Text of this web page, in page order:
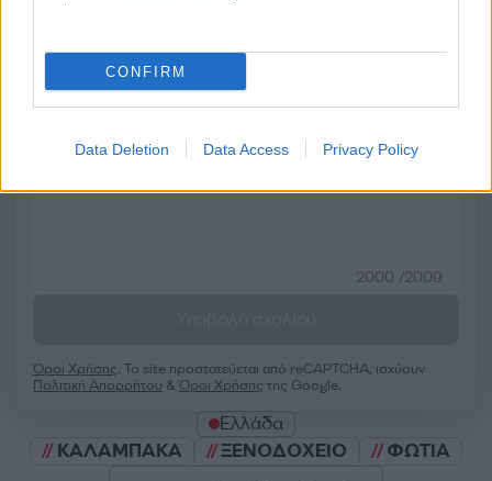
CONFIRM
Data Deletion Data Access Privacy Policy
Σχολίασε εδώ
50 /50
2000 /2000
Όροι Χρήσης. Το site προστατεύεται από reCAPTCHA, ισχύουν
Πολιτική Απορρήτου &Όροι Χρήσης της Google.
Ελλάδα
ΚΑΛΑΜΠΑΚΑ
ΞΕΝΟΔΟΧΕΙΟ ΦΩΤΙΑ